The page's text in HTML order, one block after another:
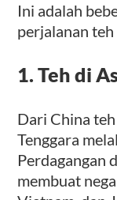
Ini adalah
perjalanan
1. Teh di
Dari China
Tenggara
Perdagangan
membuat